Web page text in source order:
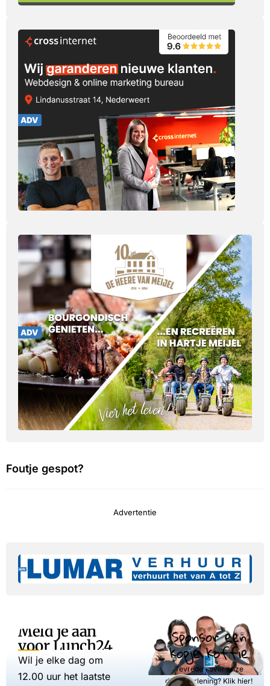
Foutje gespot?
Advertentie
Meld je aan
voor Lunch24
Wil je elke dag om
12.00 uur het laatste
Sponsor een
kopje koffie
Tevreden over onze
dienstverlening? Klik hier!